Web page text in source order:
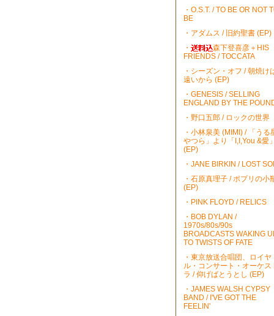
・O.S.T. / TO BE OR NOT
BE
・アダムス / 旧約聖書 (EP)
・
森下登喜彦＋HIS
FRIENDS / TOCCATA
・シーズン・オフ / 朝焼け
遠いから (EP)
・GENESIS / SELLING
ENGLAND BY THE
・野口五郎 / ロックの世界
・小林泉美 (MIMI) / 「うる
やつら」より「I,I,You &愛」
(EP)
・JANE BIRKIN / LOST
・石原真理子 / ポプリの小
(EP)
・PINK FLOYD / RELICS
・BOB DYLAN /
1970s/80s/90s
BROADCASTS WAKING
TO TWISTS OF FATE
・東京放送合唱団、ロイヤ
ル・コンサート・オーケス
ラ / 仰げばとうとし (EP)
・JAMES WALSH CYPSY
BAND / I'VE GOT THE
FEELIN'